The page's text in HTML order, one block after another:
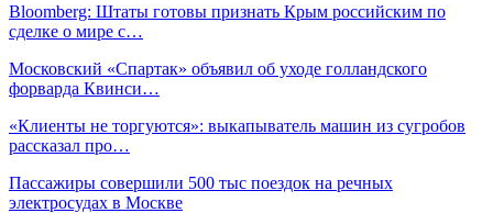
Bloomberg: Штаты готовы признать Крым российским по
сделке о мире с…
Московский «Спартак» объявил об уходе голландского
форварда Квинси…
«Клиенты не торгуются»: выкапыватель машин из сугробов
рассказал про…
Пассажиры совершили 500 тыс поездок на речных
электросудах в Москве